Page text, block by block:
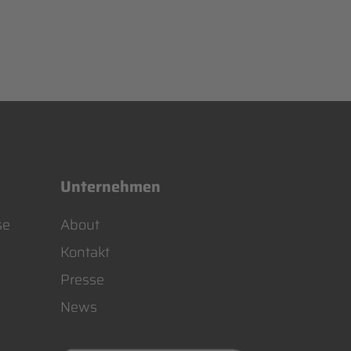
Unternehmen
Navigation
überspringen
About
Kontakt
Presse
News